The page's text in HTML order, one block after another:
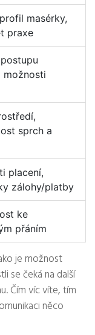
masérky,
praxe
možnosti
sprch a
placení,
zálohy/platby
ke
přáním
je možnost
se čeká na další
Čím víc víte, tím
něco